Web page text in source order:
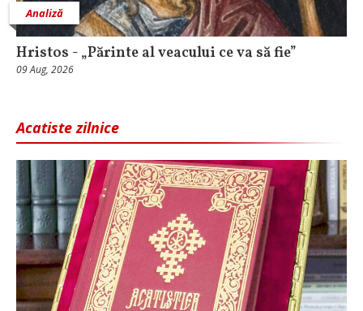
Analiză
Hristos - „Părinte al veacului ce va să fie”
09 Aug, 2026
Acatiste zilnice